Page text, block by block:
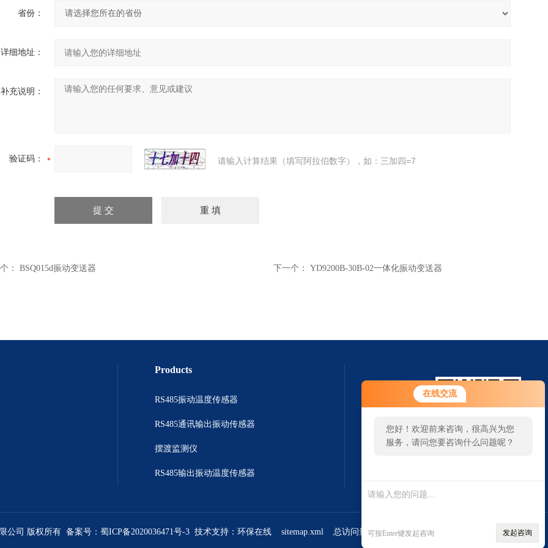
在线交流
您好！欢迎前来咨询，很高兴为您
服务，请问您要咨询什么问题呢？
可按Enter键发起咨询 发起咨询
省份：
详细地址：
补充说明：
验证码： 请输入计算结果（填写阿拉伯数字），如：三加四=7
： BSQ015d振动变送器 下一个： YD9200B-30B-02一体化振动变送器
Products
RS485振动温度传感器
RS485通讯输出振动传感器
摆渡监测仪
RS485输出振动温度传感器
公司 版权所有 备案号： 蜀ICP备2020036471号-3 技术支持： 环保在线 sitemap.xml 总访问量：381638管理登陆